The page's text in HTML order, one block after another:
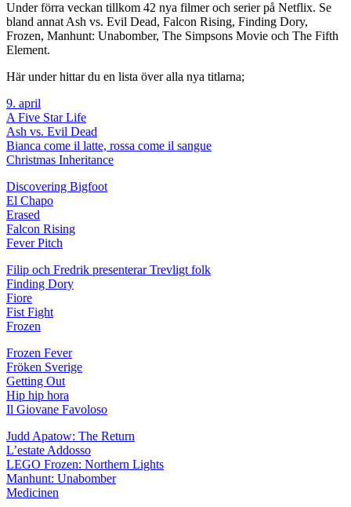
Under förra veckan tillkom 42 nya filmer och serier på Netflix. Se
bland annat Ash vs. Evil Dead, Falcon Rising, Finding Dory,
Frozen, Manhunt: Unabomber, The Simpsons Movie och The Fifth
Element.
Här under hittar du en lista över alla nya titlarna;
9. april
A Five Star Life
Ash vs. Evil Dead
Bianca come il latte, rossa come il sangue
Christmas Inheritance
Discovering Bigfoot
El Chapo
Erased
Falcon Rising
Fever Pitch
Filip och Fredrik presenterar Trevligt folk
Finding Dory
Fiore
Fist Fight
Frozen
Frozen Fever
Fröken Sverige
Getting Out
Hip hip hora
Il Giovane Favoloso
Judd Apatow: The Return
L’estate Addosso
LEGO Frozen: Northern Lights
Manhunt: Unabomber
Medicinen